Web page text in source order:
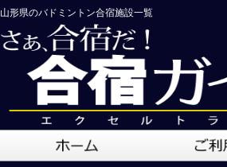
山形県のバドミントン合宿施設一覧